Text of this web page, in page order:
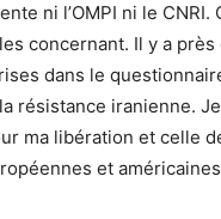
ni l’OMPI ni le CNRI.
concernant. Il y a près
dans le
résistance iranienne.
ma libération et celle
et